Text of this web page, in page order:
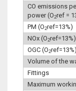
CO emissions
power (O2ref =
PM (O2ref=13%)
NOx (O2ref=13%)
OGC (O2ref=13%)
Volume of the
Fittings
Maximum